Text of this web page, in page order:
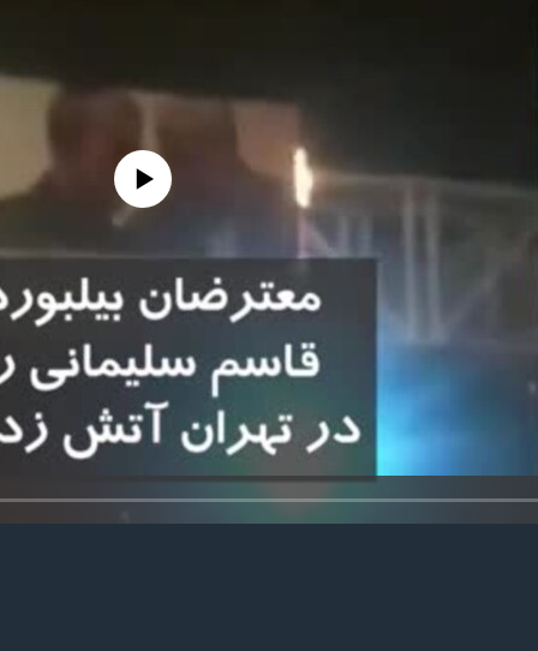
source currently available